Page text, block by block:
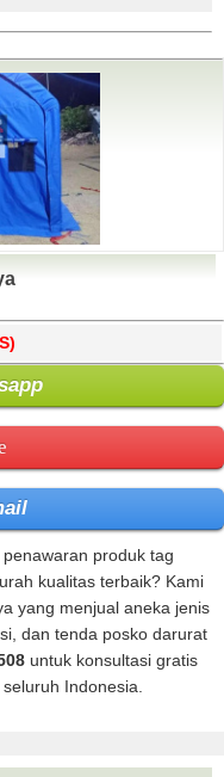
produk tag
kualitas terbaik? Kami
yang menjual aneka jenis
dan tenda posko darurat
untuk konsultasi gratis
Indonesia.